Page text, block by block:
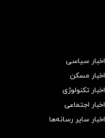
اخبار سیاسی
اخبار مسکن
اخبار تکنولوژی
اخبار اجتماعی
اخبار سایر رسانه‌‌ها